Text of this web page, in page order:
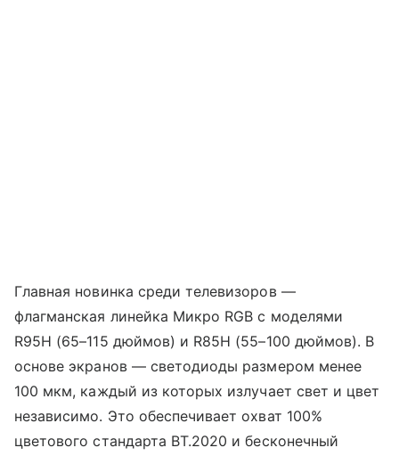
Главная новинка среди телевизоров —
флагманская линейка Микро RGB с моделями
R95H (65–115 дюймов) и R85H (55–100 дюймов). В
основе экранов — светодиоды размером менее
100 мкм, каждый из которых излучает свет и цвет
независимо. Это обеспечивает охват 100%
цветового стандарта BT.2020 и бесконечный